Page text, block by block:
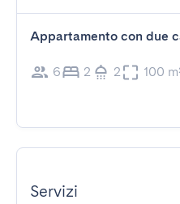
Appartamento con due
6 2 2 100
Servizi